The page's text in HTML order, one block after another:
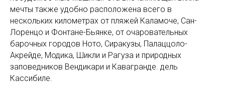
мечты также удобно расположена всего в
нескольких километрах от пляжей Каламоче, Сан-
Лоренцо и Фонтане-Бьянке, от очаровательных
барочных городов Ното, Сиракузы, Палаццоло-
Акрейде, Модика, Шикли и Рагуза и природных
заповедников Вендикари и Кавагранде. дель
Кассибиле.